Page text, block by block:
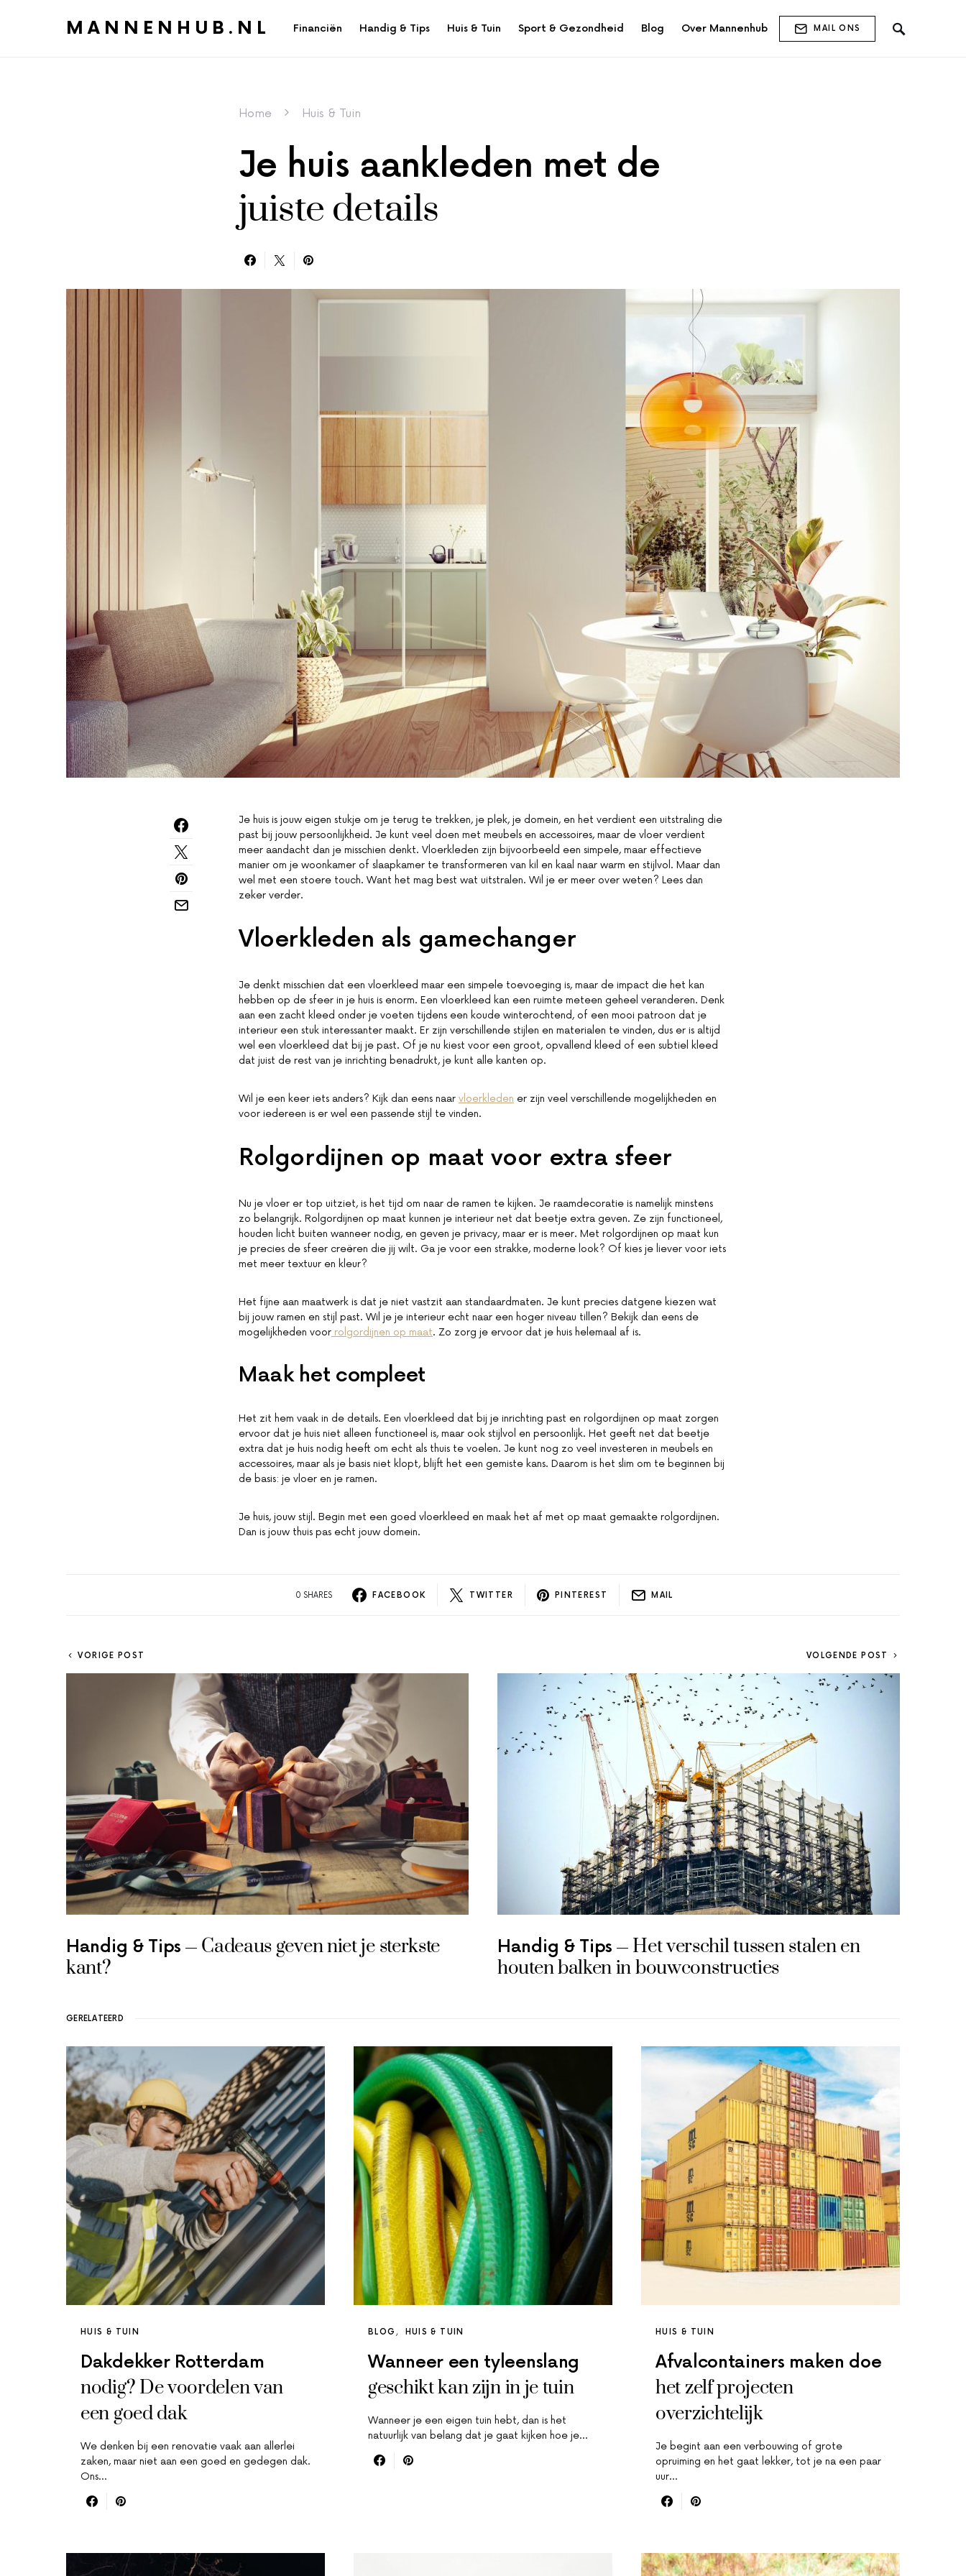
MANNENHUB.NL Financiën Handig & Tips Huis & Tuin Sport & Gezondheid Blog Over Mannenhub MAIL ONS
Home Huis & Tuin
Je huis aankleden met de
juiste details
Je huis is jouw eigen stukje om je terug te trekken, je plek, je domein, en het verdient een uitstraling die
past bij jouw persoonlijkheid. Je kunt veel doen met meubels en accessoires, maar de vloer verdient
meer aandacht dan je misschien denkt. Vloerkleden zijn bijvoorbeeld een simpele, maar effectieve
manier om je woonkamer of slaapkamer te transformeren van kil en kaal naar warm en stijlvol. Maar dan
wel met een stoere touch. Want het mag best wat uitstralen. Wil je er meer over weten? Lees dan
zeker verder.
Vloerkleden als gamechanger
Je denkt misschien dat een vloerkleed maar een simpele toevoeging is, maar de impact die het kan
hebben op de sfeer in je huis is enorm. Een vloerkleed kan een ruimte meteen geheel veranderen. Denk
aan een zacht kleed onder je voeten tijdens een koude winterochtend, of een mooi patroon dat je
interieur een stuk interessanter maakt. Er zijn verschillende stijlen en materialen te vinden, dus er is altijd
wel een vloerkleed dat bij je past. Of je nu kiest voor een groot, opvallend kleed of een subtiel kleed
dat juist de rest van je inrichting benadrukt, je kunt alle kanten op.
Wil je een keer iets anders? Kijk dan eens naar vloerkleden er zijn veel verschillende mogelijkheden en
voor iedereen is er wel een passende stijl te vinden.
Rolgordijnen op maat voor extra sfeer
Nu je vloer er top uitziet, is het tijd om naar de ramen te kijken. Je raamdecoratie is namelijk minstens
zo belangrijk. Rolgordijnen op maat kunnen je interieur net dat beetje extra geven. Ze zijn functioneel,
houden licht buiten wanneer nodig, en geven je privacy, maar er is meer. Met rolgordijnen op maat kun
je precies de sfeer creëren die jij wilt. Ga je voor een strakke, moderne look? Of kies je liever voor iets
met meer textuur en kleur?
Het fijne aan maatwerk is dat je niet vastzit aan standaardmaten. Je kunt precies datgene kiezen wat
bij jouw ramen en stijl past. Wil je je interieur echt naar een hoger niveau tillen? Bekijk dan eens de
mogelijkheden voor rolgordijnen op maat. Zo zorg je ervoor dat je huis helemaal af is.
Maak het compleet
Het zit hem vaak in de details. Een vloerkleed dat bij je inrichting past en rolgordijnen op maat zorgen
ervoor dat je huis niet alleen functioneel is, maar ook stijlvol en persoonlijk. Het geeft net dat beetje
extra dat je huis nodig heeft om echt als thuis te voelen. Je kunt nog zo veel investeren in meubels en
accessoires, maar als je basis niet klopt, blijft het een gemiste kans. Daarom is het slim om te beginnen bij
de basis: je vloer en je ramen.
Je huis, jouw stijl. Begin met een goed vloerkleed en maak het af met op maat gemaakte rolgordijnen.
Dan is jouw thuis pas echt jouw domein.
0 SHARES FACEBOOK TWITTER PINTEREST MAIL
VORIGE POST
Handig & Tips
Cadeaus geven niet je sterkste
kant?
VOLGENDE POST
Handig & Tips
Het verschil tussen stalen en
houten balken in bouwconstructies
GERELATEERD
HUIS & TUIN
Dakdekker Rotterdam
nodig? De voordelen van
een goed dak
We denken bij een renovatie vaak aan allerlei
zaken, maar niet aan een goed en gedegen dak.
Ons…
BLOG HUIS & TUIN
Wanneer een tyleenslang
geschikt kan zijn in je tuin
Wanneer je een eigen tuin hebt, dan is het
natuurlijk van belang dat je gaat kijken hoe je…
HUIS & TUIN
Afvalcontainers maken doe
het zelf projecten
overzichtelijk
Je begint aan een verbouwing of grote
opruiming en het gaat lekker, tot je na een paar
uur…